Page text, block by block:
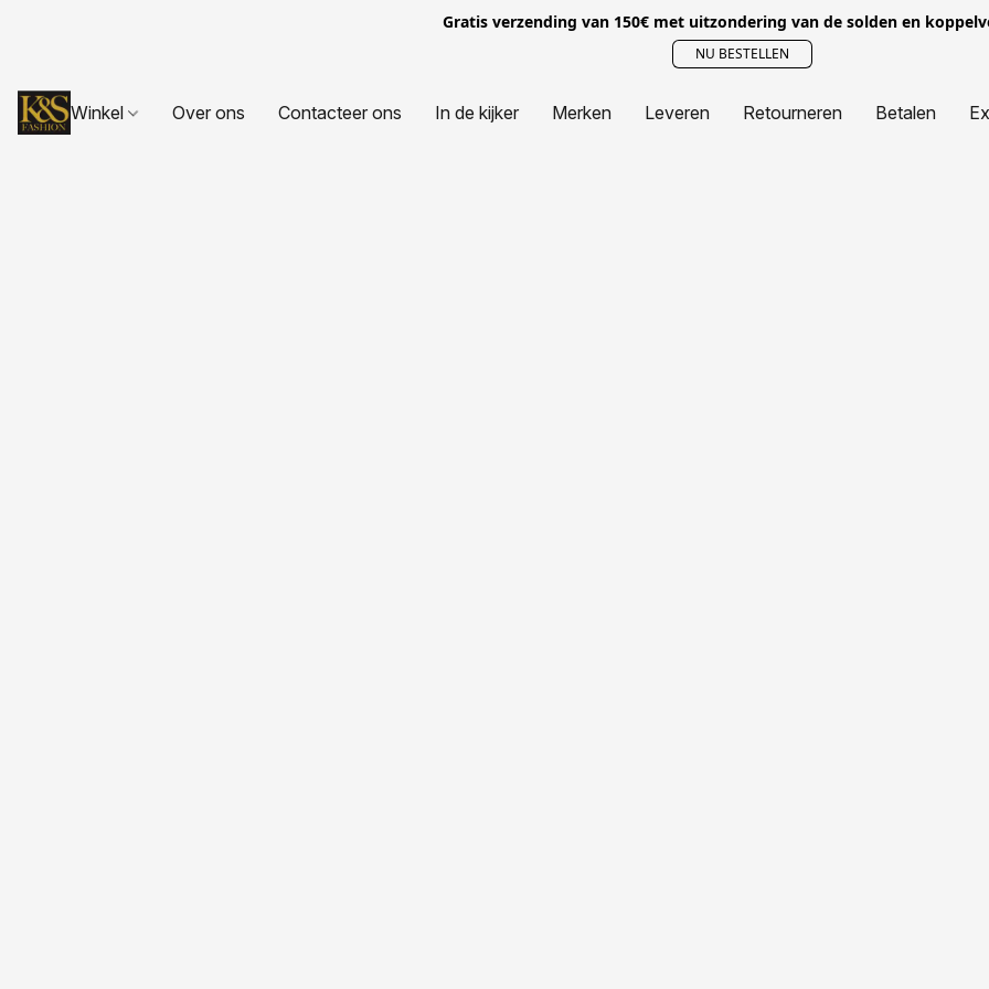
Gratis verzending van 150€ met uitzondering van de solden en
NU BESTELLEN
Winkel Over ons Contacteer ons In de kijker Merken Leveren Retourneren Betalen